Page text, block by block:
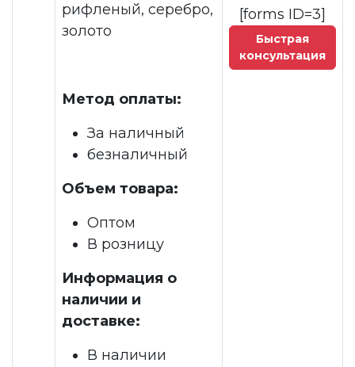
рифленый, серебро,
золото
Метод оплаты:
За наличный
безналичный
Объем товара:
Оптом
В розницу
Информация о
наличии и
доставке:
В наличии
[forms ID=3]
Быстрая
консультация